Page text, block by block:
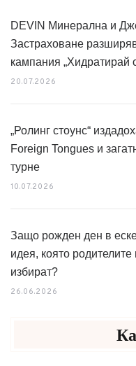
DEVIN Минерална и
Застраховане
кампания „Хидратирай
20.07.2026
„Ролинг стоунс“
Foreign Tongues и
турне
10.07.2026
Защо рожден ден в
идея, която родителите
избират?
26.06.2026